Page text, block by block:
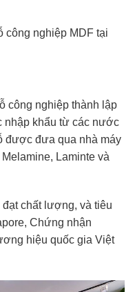
công nghiệp MDF tại
công nghiệp thành lập
nhập khẩu từ các nước
được đưa qua nhà máy
Laminte và
chất lượng, và tiêu
Chứng nhận
hiệu quốc gia Việt